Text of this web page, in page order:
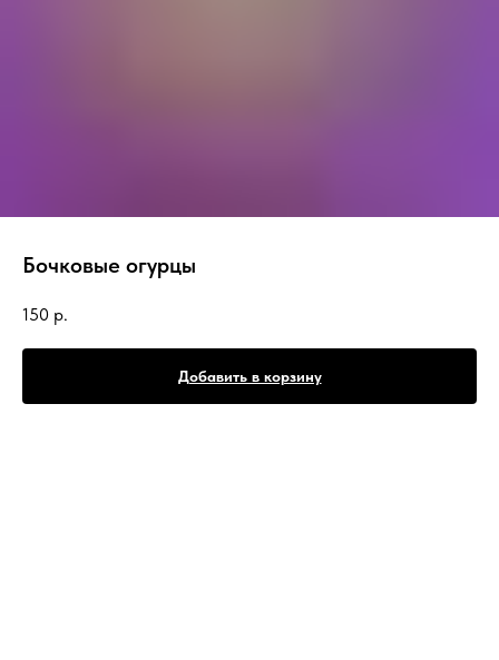
Бочковые огурцы
150 р.
Добавить в корзину